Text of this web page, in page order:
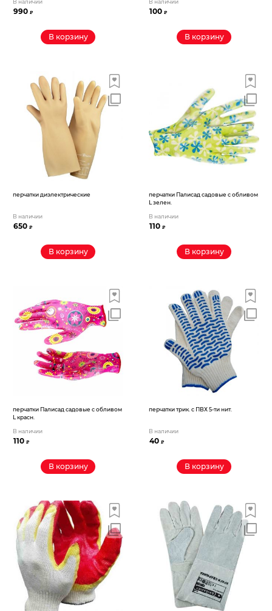
990₽
В корзину
100₽
В корзину
перчатки диэлектрические
В наличии
650₽
В корзину
перчатки Палисад садовые с обливом
L зелен.
В наличии
110₽
В корзину
перчатки Палисад садовые с обливом
L красн.
В наличии
110₽
В корзину
перчатки трик. с ПВХ 5-ти нит.
В наличии
40₽
В корзину